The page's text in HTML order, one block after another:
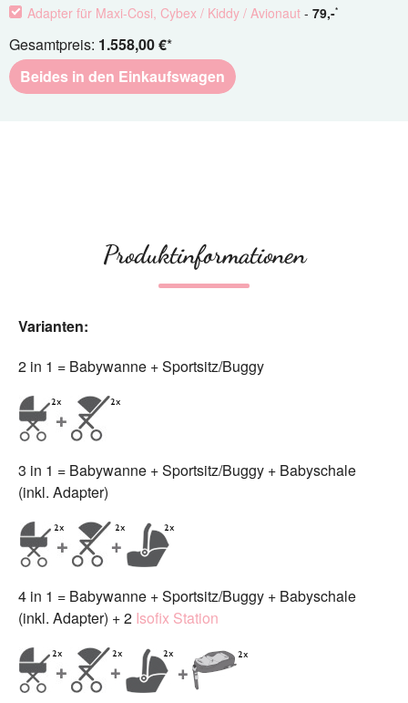
Adapter für Maxi-Cosi, Cybex / Kiddy / Avionaut - 79,-*
Gesamtpreis: 1.558,00 €*
Beides in den Einkaufswagen
Produktinformationen
Varianten:
2 in 1 = Babywanne + Sportsitz/Buggy
3 in 1 = Babywanne + Sportsitz/Buggy + Babyschale
(inkl. Adapter)
4 in 1 = Babywanne + Sportsitz/Buggy + Babyschale
(inkl. Adapter) + 2 Isofix Station